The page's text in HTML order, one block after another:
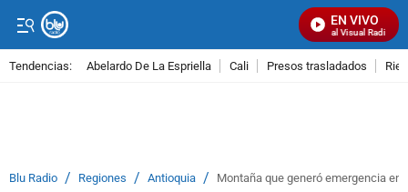
EN VIVO
Señal Visual Radio
Tendencias: Abelardo De La Espriella Cali Presos trasladados
Blu Radio / Regiones / Antioquia / Montaña que generó emergencia